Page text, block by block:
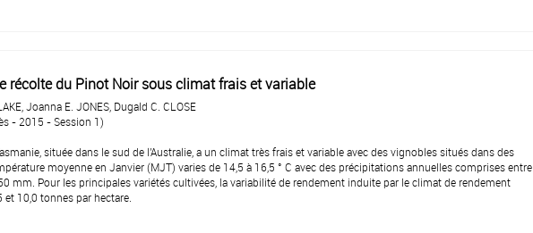
récolte du Pinot Noir sous climat frais et variable
Joanna E. JONES, Dugald C. CLOSE
- 2015 - Session 1)
située dans le sud de l'Australie, a un climat très frais et variable avec des vignobles situés dans des
moyenne en Janvier (MJT) varies de 14,5 à 16,5 ° C avec des précipitations annuelles comprises entre
mm. Pour les principales variétés cultivées, la variabilité de rendement induite par le climat de rendement
et 10,0 tonnes par hectare.